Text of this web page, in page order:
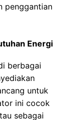
penggantian
Energi
berbagai
untuk
ini cocok
sebagai